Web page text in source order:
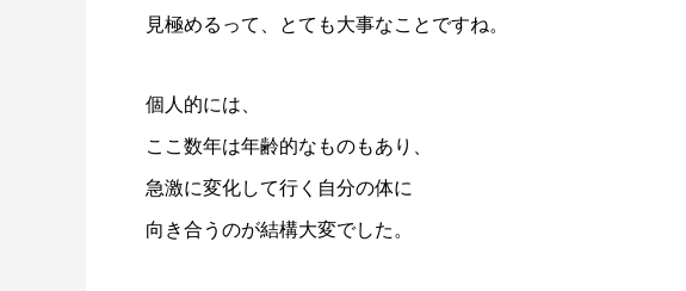
見極めるって、とても大事なことですね。
個人的には、
ここ数年は年齢的なものもあり、
急激に変化して行く自分の体に
向き合うのが結構大変でした。